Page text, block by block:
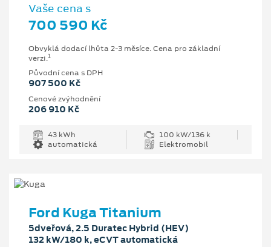
Vaše cena s
700 590 Kč
Obvyklá dodací lhůta 2-3 měsíce. Cena pro základní
verzi.1
Původní cena s DPH
907 500 Kč
Cenové zvýhodnění
206 910 Kč
43 kWh
100 kW/136 k
automatická
Elektromobil
Ford Kuga Titanium
5dveřová, 2.5 Duratec Hybrid (HEV)
132 kW/180 k, eCVT automatická